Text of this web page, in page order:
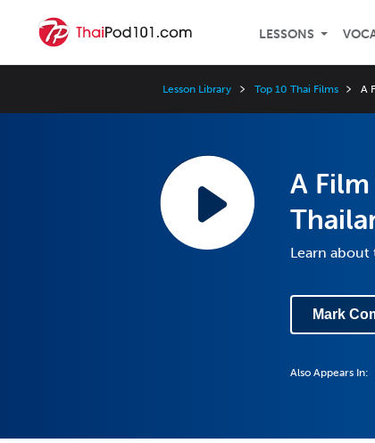
LESSONS
Lesson Library Top 10 Thai Films A
A
Learn about
Mark
Also Appears In: